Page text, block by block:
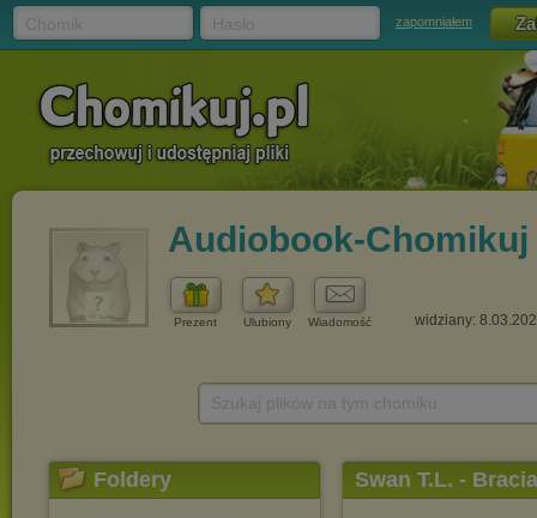
zapomniałem
Audiobook-Chomikuj
Prezent Ulubiony Wiadomość widziany:
Foldery Swan T.L. -